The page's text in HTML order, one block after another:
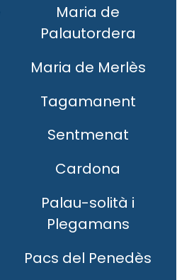
Maria de
Palautordera
Maria de Merlès
Tagamanent
Sentmenat
Cardona
Palau-solità i
Plegamans
Pacs del Penedès